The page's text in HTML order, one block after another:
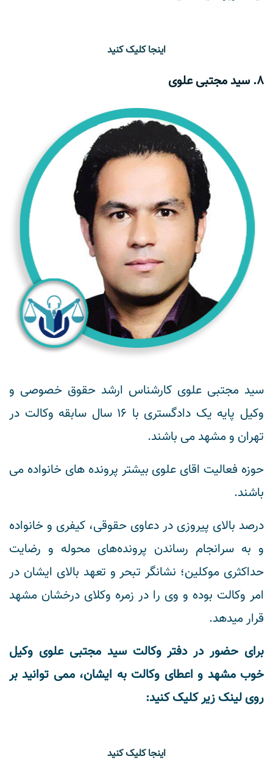
اینجا کلیک کنید
8. سید مجتبی علوی
سید مجتبی علوی کارشناس ارشد حقوق خصوصی و
وکیل پایه یک دادگستری با 16 سال سابقه وکالت در
تهران و مشهد می باشند.
حوزه فعالیت اقای علوی بیشتر پرونده های خانواده می
باشند.
درصد بالای پیروزی در دعاوی حقوقی، کیفری و خانواده
و به سرانجام رساندن پرونده‌های محوله و رضایت
حداکثری موکلین؛ نشانگر تبحر و تعهد بالای ایشان در
امر وکالت بوده و وی را در زمره وکلای درخشان مشهد
قرار میدهد.
برای حضور در دفتر وکالت سید مجتبی علوی وکیل
خوب مشهد و اعطای وکالت به ایشان، ممی توانید بر
روی لینک زیر کلیک کنید:
اینجا کلیک کنید